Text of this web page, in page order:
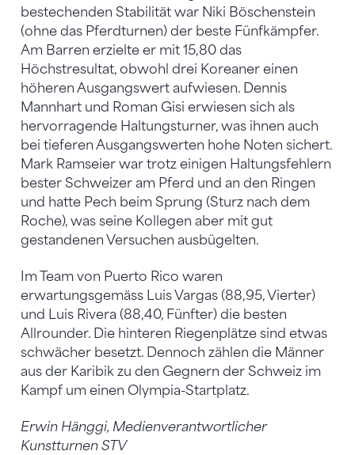
bestechenden Stabilität war Niki Böschenstein
(ohne das Pferdturnen) der beste Fünfkämpfer.
Am Barren erzielte er mit 15,80 das
Höchstresultat, obwohl drei Koreaner einen
höheren Ausgangswert aufwiesen. Dennis
Mannhart und Roman Gisi erwiesen sich als
hervorragende Haltungsturner, was ihnen auch
bei tieferen Ausgangswerten hohe Noten sichert.
Mark Ramseier war trotz einigen Haltungsfehlern
bester Schweizer am Pferd und an den Ringen
und hatte Pech beim Sprung (Sturz nach dem
Roche), was seine Kollegen aber mit gut
gestandenen Versuchen ausbügelten.
Im Team von Puerto Rico waren
erwartungsgemäss Luis Vargas (88,95, Vierter)
und Luis Rivera (88,40, Fünfter) die besten
Allrounder. Die hinteren Riegenplätze sind etwas
schwächer besetzt. Dennoch zählen die Männer
aus der Karibik zu den Gegnern der Schweiz im
Kampf um einen Olympia-Startplatz.
Erwin Hänggi, Medienverantwortlicher
Kunstturnen STV